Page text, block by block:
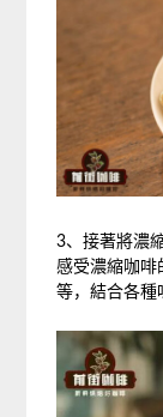
3、接著將濃
感受濃縮咖啡
等，結合各種